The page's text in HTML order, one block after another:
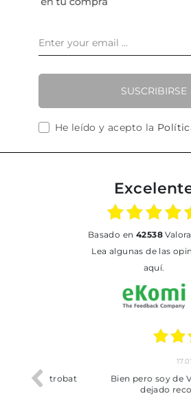
SUSCRIBIRSE
He leído y acepto la
basado en 42538
Lea algunas de las opiniones
aquí.
trobat
Bien pero soy de Vilafranca
dejado recoger en